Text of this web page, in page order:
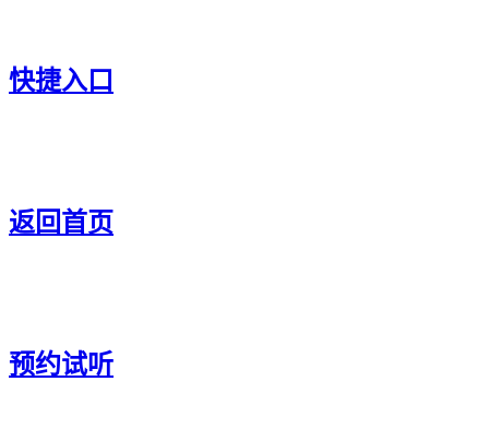
快捷入口
返回首页
预约试听